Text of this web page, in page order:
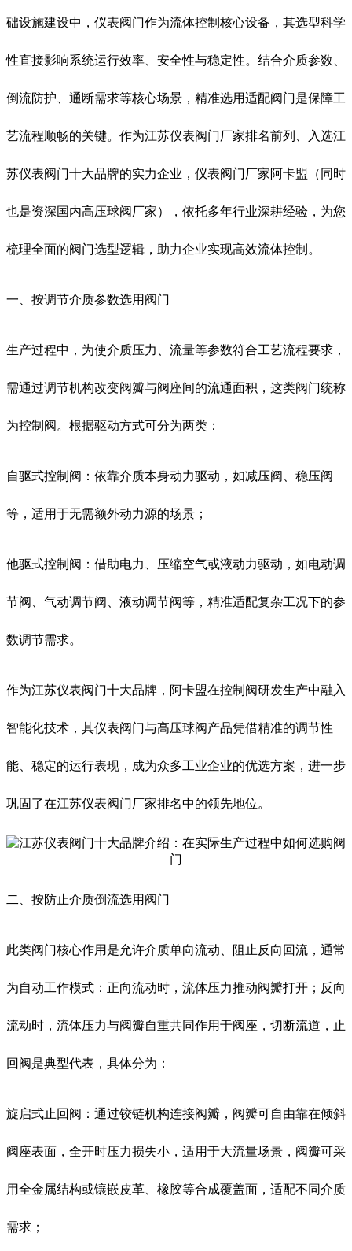
础设施建设中，仪表阀门作为流体控制核心设备，其选型科学
性直接影响系统运行效率、安全性与稳定性。结合介质参数、
倒流防护、通断需求等核心场景，精准选用适配阀门是保障工
艺流程顺畅的关键。作为江苏仪表阀门厂家排名前列、入选江
苏仪表阀门十大品牌的实力企业，仪表阀门厂家阿卡盟（同时
也是资深国内高压球阀厂家），依托多年行业深耕经验，为您
梳理全面的阀门选型逻辑，助力企业实现高效流体控制。
一、按调节介质参数选用阀门
生产过程中，为使介质压力、流量等参数符合工艺流程要求，
需通过调节机构改变阀瓣与阀座间的流通面积，这类阀门统称
为控制阀。根据驱动方式可分为两类：
自驱式控制阀：依靠介质本身动力驱动，如减压阀、稳压阀
等，适用于无需额外动力源的场景；
他驱式控制阀：借助电力、压缩空气或液动力驱动，如电动调
节阀、气动调节阀、液动调节阀等，精准适配复杂工况下的参
数调节需求。
作为江苏仪表阀门十大品牌，阿卡盟在控制阀研发生产中融入
智能化技术，其仪表阀门与高压球阀产品凭借精准的调节性
能、稳定的运行表现，成为众多工业企业的优选方案，进一步
巩固了在江苏仪表阀门厂家排名中的领先地位。
二、按防止介质倒流选用阀门
此类阀门核心作用是允许介质单向流动、阻止反向回流，通常
为自动工作模式：正向流动时，流体压力推动阀瓣打开；反向
流动时，流体压力与阀瓣自重共同作用于阀座，切断流道，止
回阀是典型代表，具体分为：
旋启式止回阀：通过铰链机构连接阀瓣，阀瓣可自由靠在倾斜
阀座表面，全开时压力损失小，适用于大流量场景，阀瓣可采
用全金属结构或镶嵌皮革、橡胶等合成覆盖面，适配不同介质
需求；